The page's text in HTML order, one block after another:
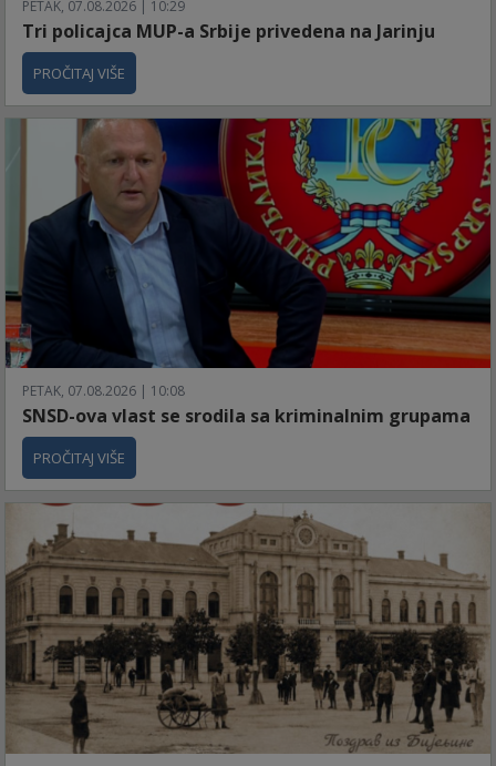
PETAK, 07.08.2026 | 10:29
Tri policajca MUP-a Srbije privedena na Jarinju
PROČITAJ VIŠE
PETAK, 07.08.2026 | 10:08
SNSD-ova vlast se srodila sa kriminalnim grupama
PROČITAJ VIŠE